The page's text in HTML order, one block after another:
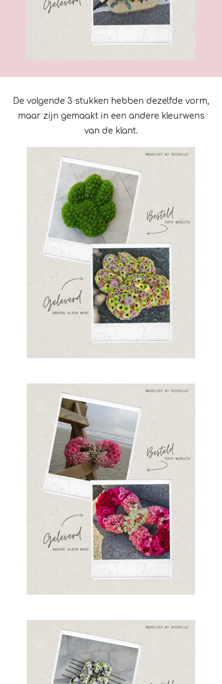
De volgende 3 stukken hebben dezelfde vorm,
maar zijn gemaakt in een andere kleurwens
van de klant.